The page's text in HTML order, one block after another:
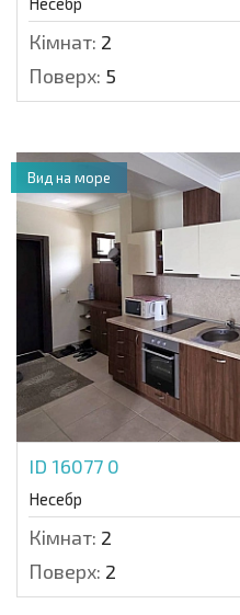
Кімнат: 2
Поверх: 5
ID 16077 0
Несебр
Кімнат: 2
Поверх: 2
Вид на море